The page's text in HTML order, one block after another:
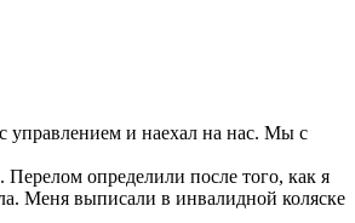
управлением и наехал на нас. Мы с
определили после того, как я
Меня выписали в инвалидной коляске